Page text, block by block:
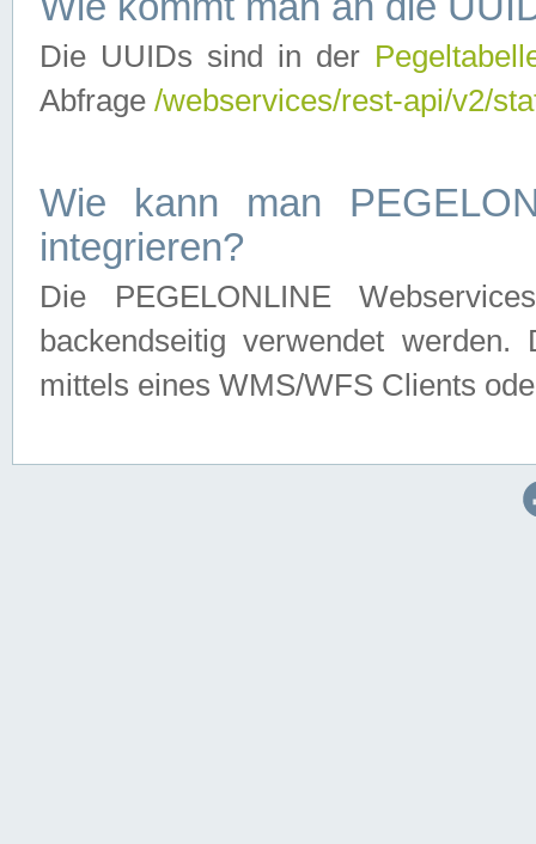
Die UUIDs sind in der
Abfrage /webservices/rest-api/v2/
Wie kann man
integrieren?
Die PEGELONLINE
backendseitig verwendet
mittels eines WMS/WFS Clients